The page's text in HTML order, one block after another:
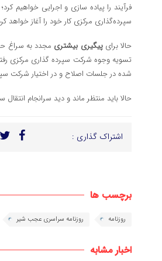
فرآیند را پیاده سازی و اجرایی خواهیم
سپرده‌گذاری مرکزی کار خود را آغاز خواهد
حالا برایپیگیری بیشتری مجدد به سراغ
تسویه وجوه شرکت سپرده گذاری مرکزی
شده در جلسات اصلاح و در اختیار شرکت
حالا باید منتظر ماند و دید سرانجام انتقال سهام عدالت
اشتراک گذاری :
برچسب ها
روزنامه روزنامه سراسری عجب شیر
اخبار مشابه